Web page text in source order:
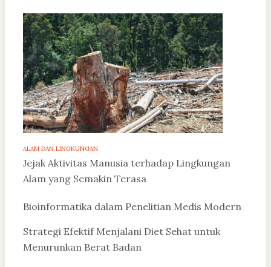
ALAM DAN LINGKUNGAN
Jejak Aktivitas Manusia terhadap Lingkungan
Alam yang Semakin Terasa
Bioinformatika dalam Penelitian Medis Modern
Strategi Efektif Menjalani Diet Sehat untuk
Menurunkan Berat Badan